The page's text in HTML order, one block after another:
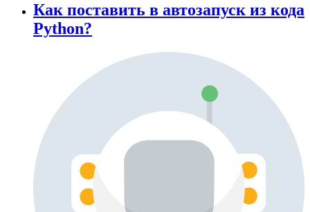
Как поставить в автозапуск из кода
Python?